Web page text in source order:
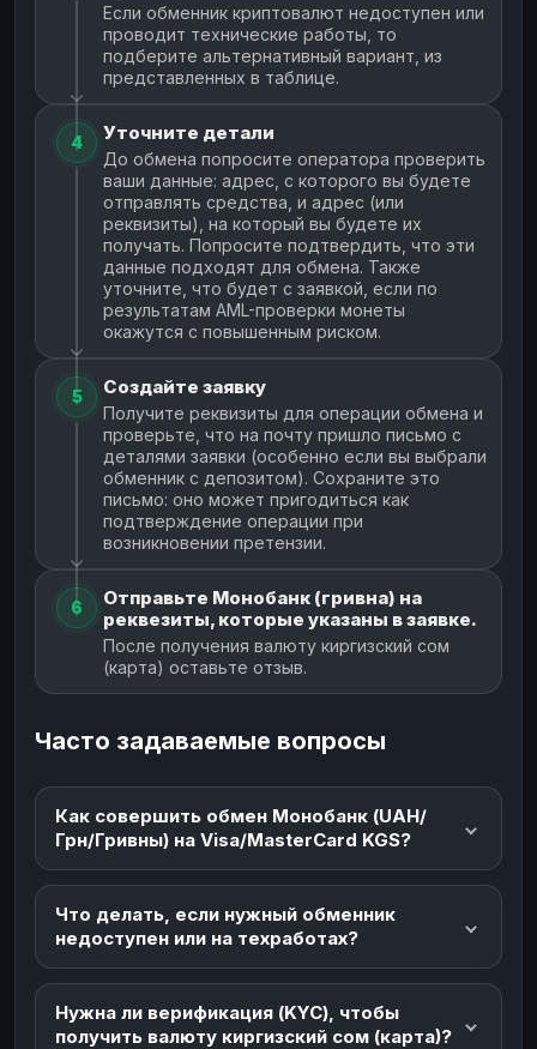
Если обменник криптовалют недоступен или
проводит технические работы, то
подберите альтернативный вариант, из
представленных в таблице.
4 Уточните детали
До обмена попросите оператора проверить
ваши данные: адрес, с которого вы будете
отправлять средства, и адрес (или
реквизиты), на который вы будете их
получать. Попросите подтвердить, что эти
данные подходят для обмена. Также
уточните, что будет с заявкой, если по
результатам AML-проверки монеты
окажутся с повышенным риском.
5 Создайте заявку
Получите реквизиты для операции обмена и
проверьте, что на почту пришло письмо с
деталями заявки (особенно если вы выбрали
обменник с депозитом). Сохраните это
письмо: оно может пригодиться как
подтверждение операции при
возникновении претензии.
6
Отправьте Монобанк (гривна) на
реквезиты, которые указаны в заявке.
После получения валюту киргизский сом
(карта) оставьте отзыв.
Часто задаваемые вопросы
Как совершить обмен Монобанк (UAH/
Грн/Гривны) на Visa/MasterCard KGS?
Что делать, если нужный обменник
недоступен или на техработах?
Нужна ли верификация (KYC), чтобы
получить валюту киргизский сом (карта)?